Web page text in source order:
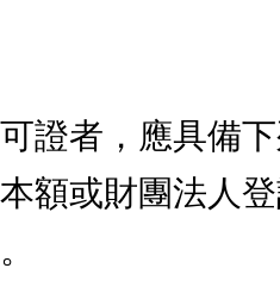
證者，應具備
額或財團法人